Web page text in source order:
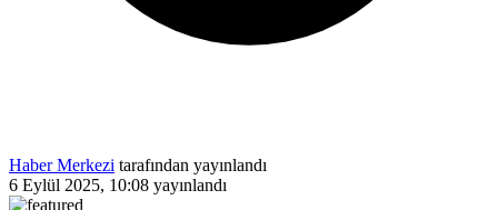
Haber Merkezi tarafından yayınlandı
6 Eylül 2025, 10:08 yayınlandı